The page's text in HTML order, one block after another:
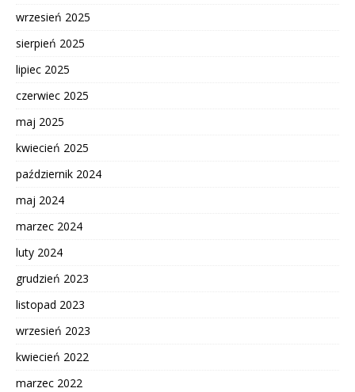
wrzesień 2025
sierpień 2025
lipiec 2025
czerwiec 2025
maj 2025
kwiecień 2025
październik 2024
maj 2024
marzec 2024
luty 2024
grudzień 2023
listopad 2023
wrzesień 2023
kwiecień 2022
marzec 2022